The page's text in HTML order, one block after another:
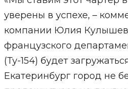
уверены в успехе, –
компании Юлия
французского
(Ту-154) будет
Екатеринбург город не